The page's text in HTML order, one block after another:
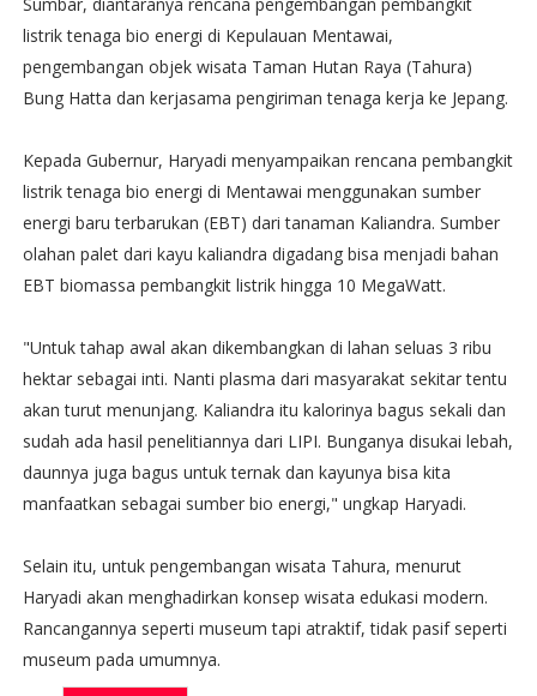
Sumbar, diantaranya rencana pengembangan pembangkit
listrik tenaga bio energi di Kepulauan Mentawai,
pengembangan objek wisata Taman Hutan Raya (Tahura)
Bung Hatta dan kerjasama pengiriman tenaga kerja ke Jepang.
Kepada Gubernur, Haryadi menyampaikan rencana pembangkit
listrik tenaga bio energi di Mentawai menggunakan sumber
energi baru terbarukan (EBT) dari tanaman Kaliandra. Sumber
olahan palet dari kayu kaliandra digadang bisa menjadi bahan
EBT biomassa pembangkit listrik hingga 10 MegaWatt.
"Untuk tahap awal akan dikembangkan di lahan seluas 3 ribu
hektar sebagai inti. Nanti plasma dari masyarakat sekitar tentu
akan turut menunjang. Kaliandra itu kalorinya bagus sekali dan
sudah ada hasil penelitiannya dari LIPI. Bunganya disukai lebah,
daunnya juga bagus untuk ternak dan kayunya bisa kita
manfaatkan sebagai sumber bio energi," ungkap Haryadi.
Selain itu, untuk pengembangan wisata Tahura, menurut
Haryadi akan menghadirkan konsep wisata edukasi modern.
Rancangannya seperti museum tapi atraktif, tidak pasif seperti
museum pada umumnya.